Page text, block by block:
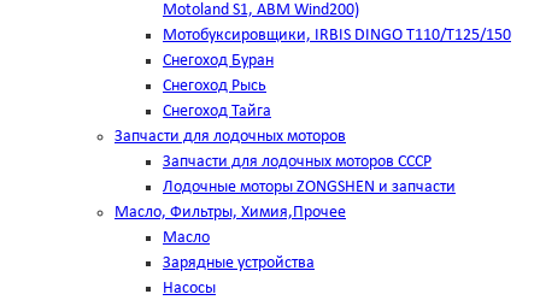
Motoland S1, ABM Wind200)
Мотобуксировщики, IRBIS DINGO Т110/Т125/150
Снегоход Буран
Снегоход Рысь
Снегоход Тайга
Запчасти для лодочных моторов
Запчасти для лодочных моторов СССР
Лодочные моторы ZONGSHEN и запчасти
Масло, Фильтры, Химия,Прочее
Масло
Зарядные устройства
Насосы